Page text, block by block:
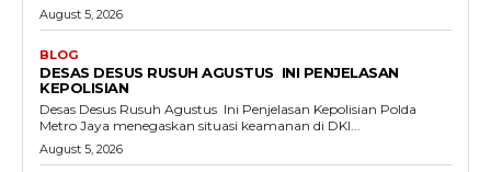
August 5, 2026
BLOG
DESAS DESUS RUSUH AGUSTUS INI PENJELASAN
KEPOLISIAN
Desas Desus Rusuh Agustus Ini Penjelasan Kepolisian Polda
Metro Jaya menegaskan situasi keamanan di DKI...
August 5, 2026